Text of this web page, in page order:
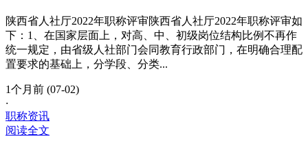
陕西省人社厅2022年职称评审陕西省人社厅2022年职称评审如
下：1、在国家层面上，对高、中、初级岗位结构比例不再作
统一规定，由省级人社部门会同教育行政部门，在明确合理配
置要求的基础上，分学段、分类...
1个月前 (07-02)
·
职称资讯
阅读全文